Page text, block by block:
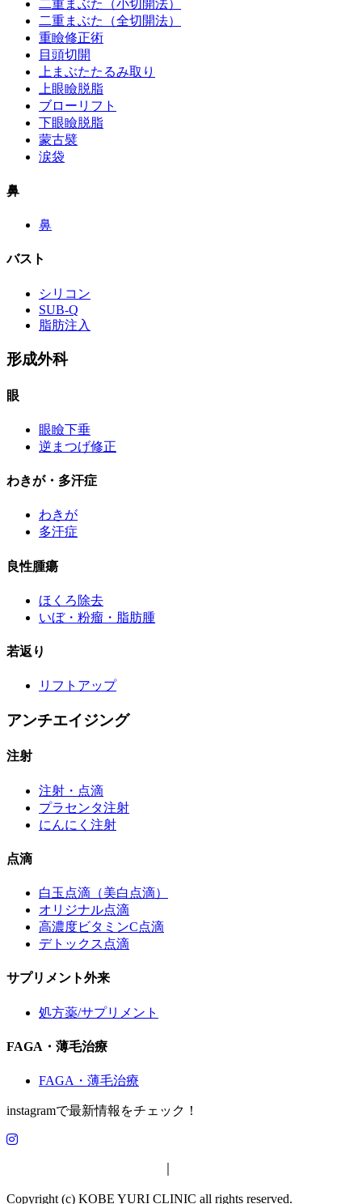
二重まぶた（小切開法）
二重まぶた（全切開法）
重瞼修正術
目頭切開
上まぶたたるみ取り
上眼瞼脱脂
ブローリフト
下眼瞼脱脂
蒙古襞
涙袋
鼻
鼻
バスト
シリコン
SUB-Q
脂肪注入
形成外科
眼
眼瞼下垂
逆まつげ修正
わきが・多汗症
わきが
多汗症
良性腫瘍
ほくろ除去
いぼ・粉瘤・脂肪腫
若返り
リフトアップ
アンチエイジング
注射
注射・点滴
プラセンタ注射
にんにく注射
点滴
白玉点滴（美白点滴）
オリジナル点滴
高濃度ビタミンC点滴
デトックス点滴
サプリメント外来
処方薬/サプリメント
FAGA・薄毛治療
FAGA・薄毛治療
instagramで最新情報をチェック！
Copyright (c) KOBE YURI CLINIC all rights reserved.